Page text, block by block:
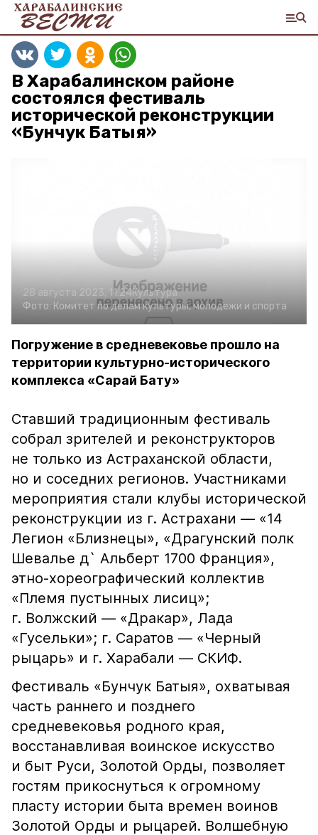
В Харабалинском районе
состоялся фестиваль
исторической реконструкции
«Бунчук Батыя»
28 августа 2023, 11:24Культура
Фото: Комитет по делам культуры, молодежи и спорта
Погружение в средневековье прошло на
территории культурно-исторического
комплекса «Сарай Бату»
Ставший традиционным фестиваль
собрал зрителей и реконструкторов
не только из Астраханской области,
но и соседних регионов. Участниками
мероприятия стали клубы исторической
реконструкции из г. Астрахани — «14
Легион «Близнецы», «Драгунский полк
Шевалье д` Альберт 1700 Франция»,
этно-хореографический коллектив
«Племя пустынных лисиц»;
г. Волжский — «Дракар», Лада
«Гусельки»; г. Саратов — «Черный
рыцарь» и г. Харабали — СКИФ.
Фестиваль «Бунчук Батыя», охватывая
часть раннего и позднего
средневековья родного края,
восстанавливая воинское искусство
и быт Руси, Золотой Орды, позволяет
гостям прикоснуться к огромному
пласту истории быта времен воинов
Золотой Орды и рыцарей. Волшебную